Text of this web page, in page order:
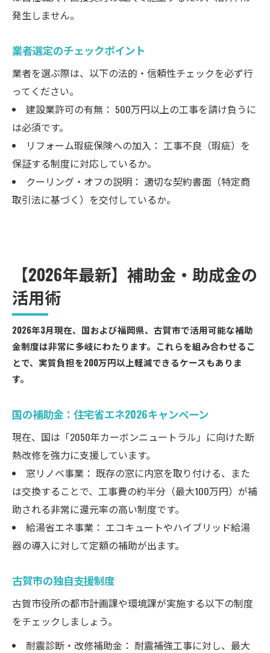
発生しません。
業者選定のチェックポイント
業者を選ぶ際は、以下の法的・信頼性チェックを必ず行
ってください。
建設業許可の有無： 500万円以上の工事を請け負うに
は必須です。
リフォーム瑕疵保険への加入： 工事不良（瑕疵）を
保証する制度に対応しているか。
クーリング・オフの説明： 適切な契約書面（特定商
取引法に基づく）を交付しているか。
【2026年最新】補助金・助成金の
活用術
2026年3月現在、国および福岡県、古賀市で活用可能な補助
金制度は非常に多岐にわたります。これらを組み合わせるこ
とで、実質負担を200万円以上軽減できるケースもありま
す。
国の補助金：住宅省エネ2026キャンペーン
現在、国は「2050年カーボンニュートラル」に向けた断
熱改修を強力に支援しています。
窓リノベ事業： 既存の窓に内窓を取り付ける、また
は交換することで、工事費の約半分（最大100万円）が補
助される非常に還元率の高い制度です。
給湯省エネ事業： エコキュートやハイブリッド給湯
器の導入に対して定額の補助が出ます。
古賀市の独自支援制度
古賀市役所の都市計画課や環境課が実施する以下の制度
をチェックしましょう。
耐震診断・改修補助金： 耐震補強工事に対し、最大